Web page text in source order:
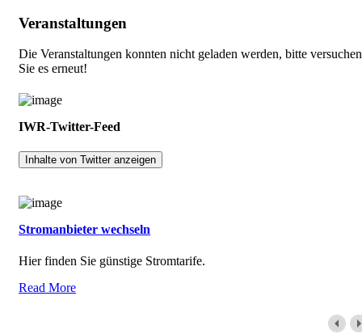
Veranstaltungen
Die Veranstaltungen konnten nicht geladen werden, bitte versuchen
Sie es erneut!
IWR-Twitter-Feed
Inhalte von Twitter anzeigen
Stromanbieter wechseln
Hier finden Sie günstige Stromtarife.
Read More